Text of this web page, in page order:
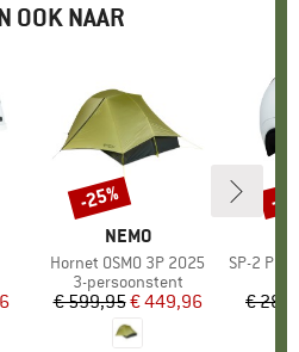
OOK NAAR
prijs
MERK
NEMO
Artikel
Hornet OSMO 3P 2025
Productgroep
3-persoonstent
Prijs
€ 599,95Verlaagde prijs
€ 449,96
Korting
-25%
Artikel
SP-2 Photomatic
€
-